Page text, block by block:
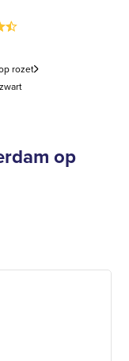
rozet
op